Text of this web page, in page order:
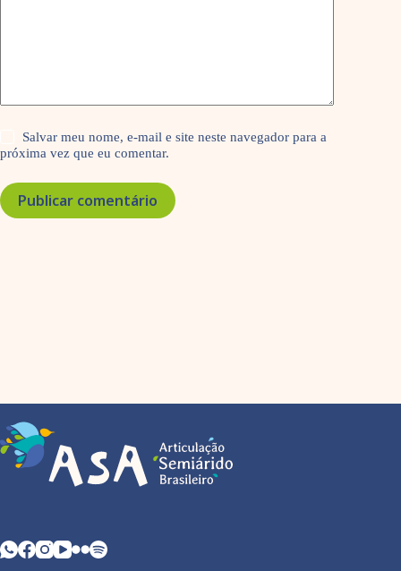
Salvar meu nome, e-mail e site neste navegador para a
próxima vez que eu comentar.
Publicar comentário